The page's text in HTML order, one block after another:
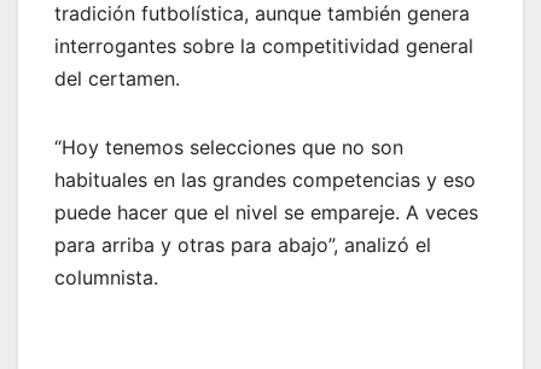
tradición futbolística, aunque también genera
interrogantes sobre la competitividad general
del certamen.
“Hoy tenemos selecciones que no son
habituales en las grandes competencias y eso
puede hacer que el nivel se empareje. A veces
para arriba y otras para abajo”, analizó el
columnista.